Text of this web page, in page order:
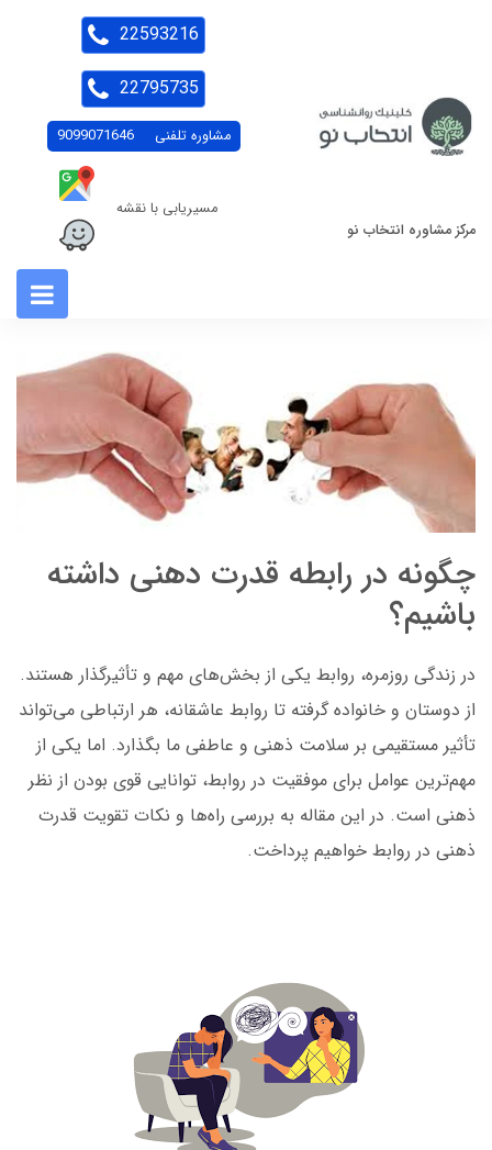
مرکز مشاوره انتخاب نو
مشاوره تلفنی 9099071646
مسیریابی با نقشه
22593216
22795735
چگونه در رابطه قدرت دهنی داشته
باشیم؟
در زندگی روزمره، روابط یکی از بخش‌های مهم و تأثیرگذار هستند.
از دوستان و خانواده گرفته تا روابط عاشقانه، هر ارتباطی می‌تواند
تأثیر مستقیمی بر سلامت ذهنی و عاطفی ما بگذارد. اما یکی از
مهم‌ترین عوامل برای موفقیت در روابط، توانایی قوی بودن از نظر
ذهنی است. در این مقاله به بررسی راه‌ها و نکات تقویت قدرت
ذهنی در روابط خواهیم پرداخت.